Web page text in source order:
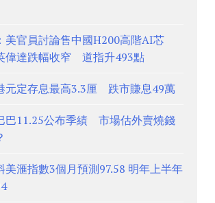
美官員討論售中國H200高階AI芯
達跌幅收窄 道指升493點
元定存息最高3.3厘 跌市賺息49萬
巴11.25公布季績 市場估外賣燒錢
美滙指數3個月預測97.58 明年上半年